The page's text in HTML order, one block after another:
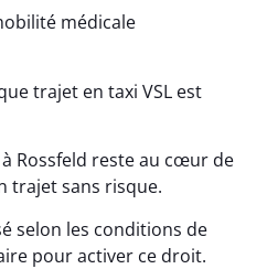
médicale
trajet en taxi VSL est
Rossfeld reste au cœur de
trajet sans risque.
selon les conditions de
pour activer ce droit.